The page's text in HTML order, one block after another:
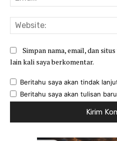
Simpan nama, email, dan
lain kali saya berkomentar.
Beritahu saya akan tindak
Beritahu saya akan tulisan